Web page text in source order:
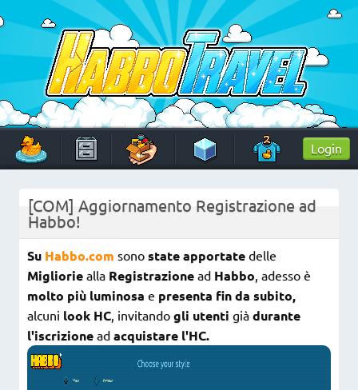
to
content
HabboTravel
Un viaggio di pixel!
Login
[COM] Aggiornamento Registrazione ad
Habbo!
Su Habbo.com sono state apportate delle
Migliorie alla Registrazione ad Habbo, adesso è
molto più luminosa e presenta fin da subito,
alcuni look HC, invitando gli utenti già durante
l'iscrizione ad acquistare l'HC.